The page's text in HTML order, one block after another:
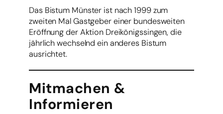
Das Bistum Münster ist nach 1999 zum
zweiten Mal Gastgeber einer bundesweiten
Eröffnung der Aktion Dreikönigssingen, die
jährlich wechselnd ein anderes Bistum
ausrichtet.
Mitmachen &
Informieren